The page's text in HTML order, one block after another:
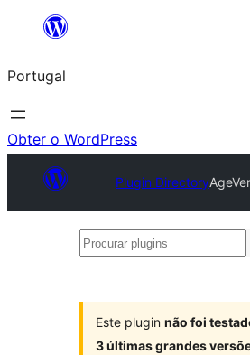
Saltar
o
conteúdo
Portugal
Obter o WordPress
Plugin Directory
Procurar
Este plugin não foi
3 últimas grandes